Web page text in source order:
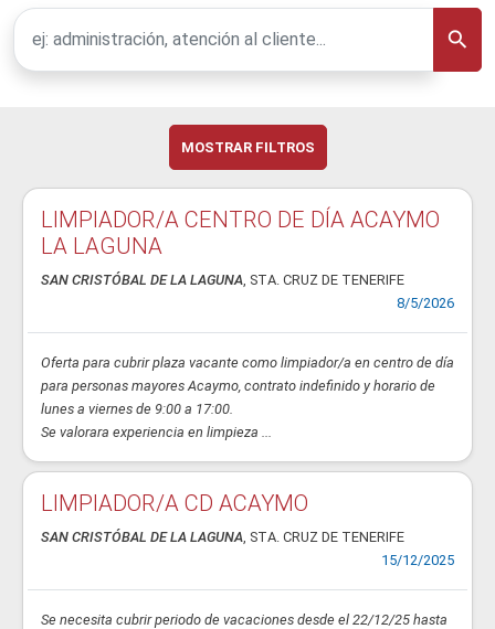
MOSTRAR FILTROS
LIMPIADOR/A CENTRO DE DÍA ACAYMO
LA LAGUNA
SAN CRISTÓBAL DE LA LAGUNA, STA. CRUZ DE TENERIFE
8/5/2026
Oferta para cubrir plaza vacante como limpiador/a en centro de día
para personas mayores Acaymo, contrato indefinido y horario de
lunes a viernes de 9:00 a 17:00.
Se valorara experiencia en limpieza ...
LIMPIADOR/A CD ACAYMO
SAN CRISTÓBAL DE LA LAGUNA, STA. CRUZ DE TENERIFE
15/12/2025
Se necesita cubrir periodo de vacaciones desde el 22/12/25 hasta